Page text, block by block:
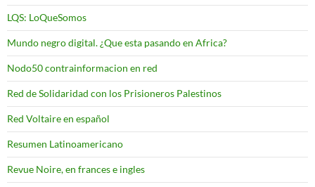
LQS: LoQueSomos
Mundo negro digital. ¿Que esta pasando en Africa?
Nodo50 contrainformacion en red
Red de Solidaridad con los Prisioneros Palestinos
Red Voltaire en español
Resumen Latinoamericano
Revue Noire, en frances e ingles